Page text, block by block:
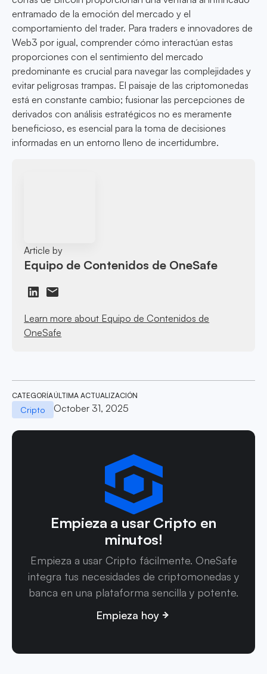
entramado de la emoción del mercado y el
comportamiento del trader. Para traders e innovadores de
Web3 por igual, comprender cómo interactúan estas
proporciones con el sentimiento del mercado
predominante es crucial para navegar las complejidades y
evitar peligrosas trampas. El paisaje de las criptomonedas
está en constante cambio; fusionar las percepciones de
derivados con análisis estratégicos no es meramente
beneficioso, es esencial para la toma de decisiones
informadas en un entorno lleno de incertidumbre.
Article by
Equipo de Contenidos de OneSafe
Learn more about Equipo de Contenidos de
OneSafe
CATEGORÍA
Cripto
ÚLTIMA ACTUALIZACIÓN
October 31, 2025
Empieza a usar Cripto en
minutos!
Empieza a usar Cripto fácilmente. OneSafe
integra tus necesidades de criptomonedas y
banca en una plataforma sencilla y potente.
Empieza hoy